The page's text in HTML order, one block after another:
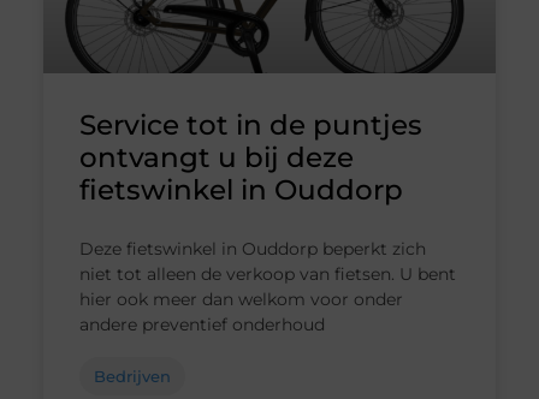
Service tot in de puntjes
ontvangt u bij deze
fietswinkel in Ouddorp
Deze fietswinkel in Ouddorp beperkt zich
niet tot alleen de verkoop van fietsen. U bent
hier ook meer dan welkom voor onder
andere preventief onderhoud
Bedrijven